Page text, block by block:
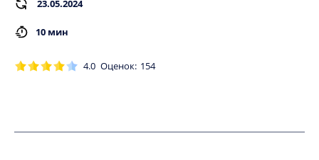
23.05.2024
10 мин
4.0 Оценок: 154